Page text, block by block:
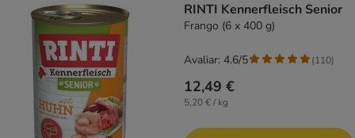
RINTI Kennerfleisch Senior
Frango (6 x 400 g)
12,49 €
5,20 € / kg
Avaliar: 4.6/5 (110)